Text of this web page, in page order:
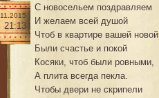
21:13
С новосельем поздравляем
И желаем всей душой
Чтоб в квартире вашей новой
Были счастье и покой
Косяки, чтоб были ровными,
А плита всегда пекла.
Чтобы двери не скрипели